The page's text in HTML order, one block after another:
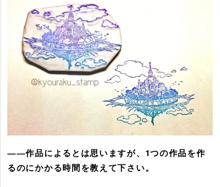
――作品によるとは思いますが、1つの作品を作
るのにかかる時間を教えて下さい。